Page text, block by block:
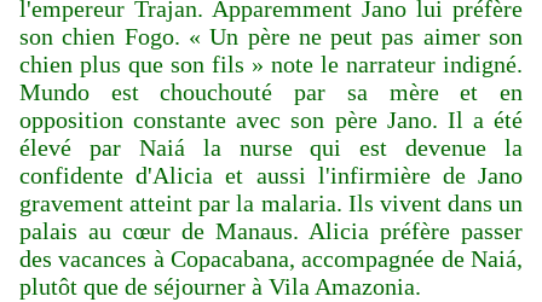
l'empereur Trajan. Apparemment Jano lui préfère
son chien Fogo. « Un père ne peut pas aimer son
chien plus que son fils » note le narrateur indigné.
Mundo est chouchouté par sa mère et en
opposition constante avec son père Jano. Il a été
élevé par Naiá la nurse qui est devenue la
confidente d'Alicia et aussi l'infirmière de Jano
gravement atteint par la malaria. Ils vivent dans un
palais au cœur de Manaus. Alicia préfère passer
des vacances à Copacabana, accompagnée de Naiá,
plutôt que de séjourner à Vila Amazonia.